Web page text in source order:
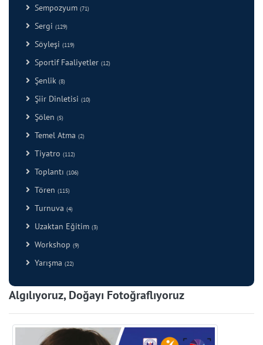
Sempozyum (71)
Sergi (129)
Söyleşi (119)
Sportif Faaliyetler (12)
Şenlik (8)
Şiir Dinletisi (10)
Şölen (5)
Temel Atma (2)
Tiyatro (112)
Toplantı (106)
Tören (115)
Turnuva (4)
Uzaktan Eğitim (3)
Workshop (9)
Yarışma (22)
Algılıyoruz, Doğayı Fotoğraflıyoruz